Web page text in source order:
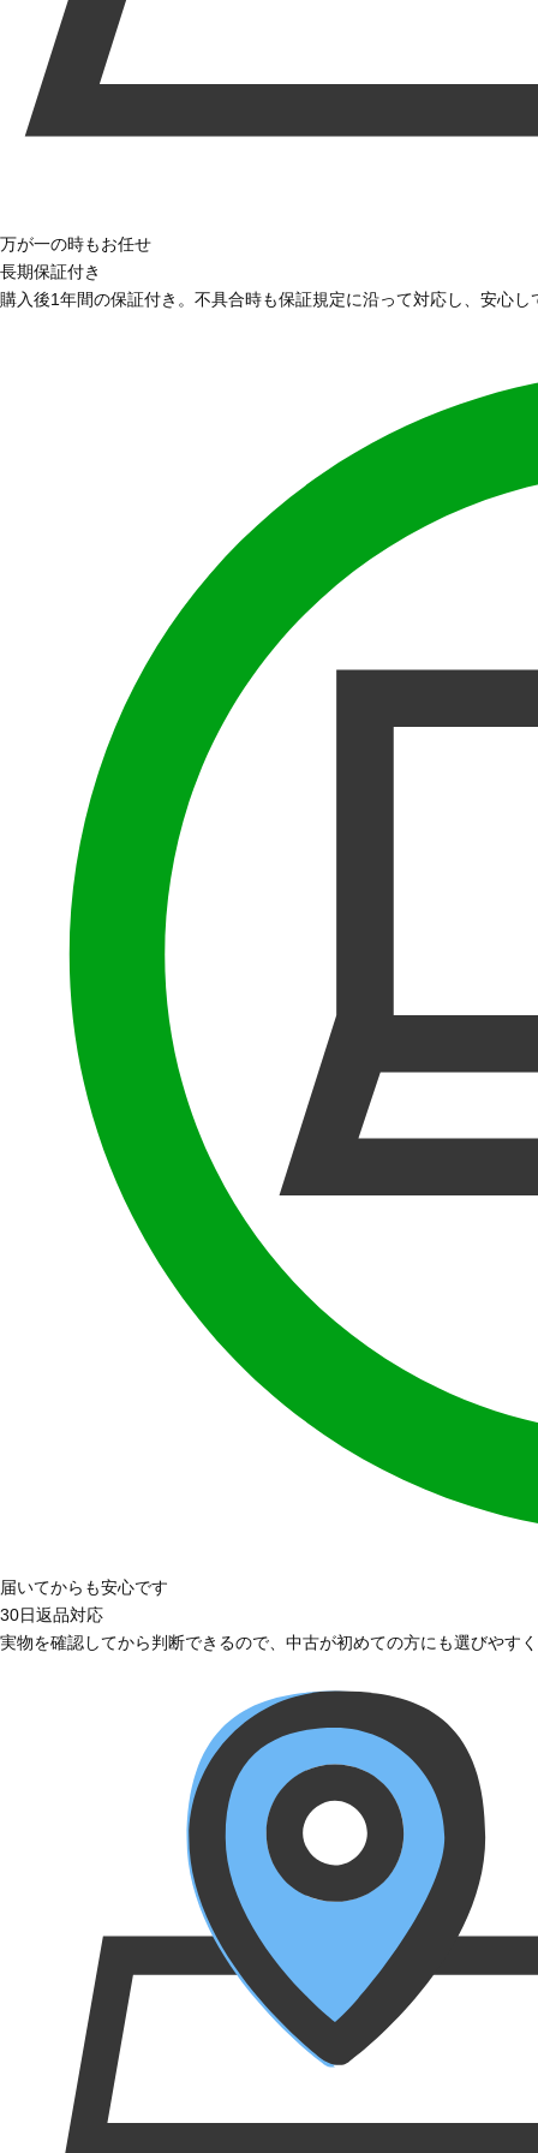
万が一の時もお任せ
長期保証付き
購入後1年間の保証付き。不具合時も保証規定に沿って対応し、安心
届いてからも安心です
30日返品対応
実物を確認してから判断できるので、中古が初めての方にも選びやす